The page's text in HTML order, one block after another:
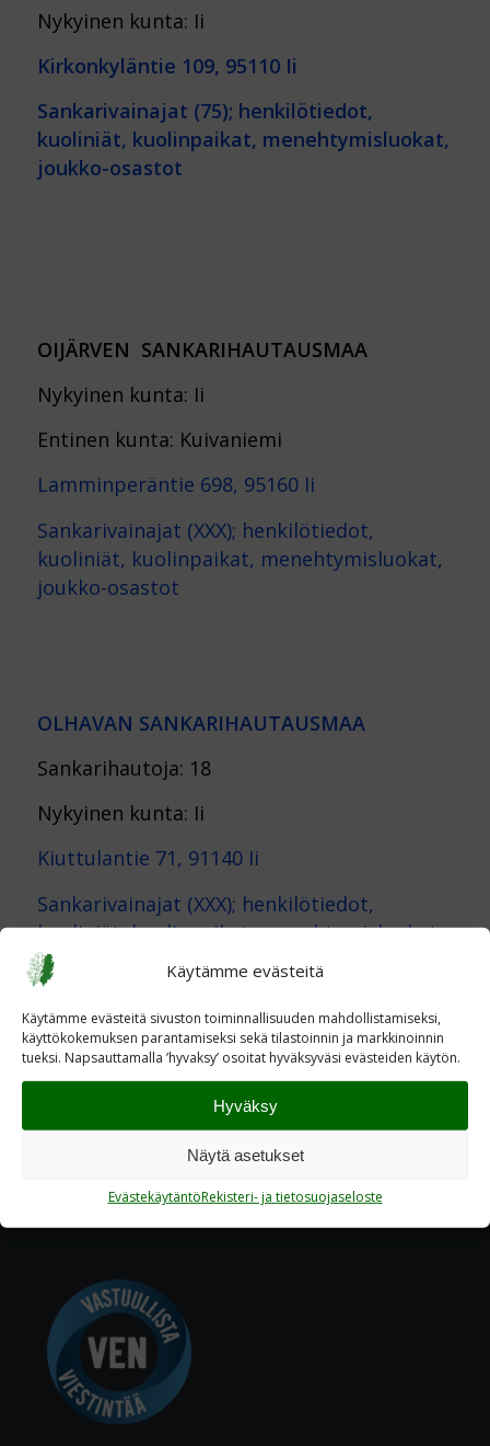
Käytämme evästeitä
Käytämme evästeitä sivuston toiminnallisuuden mahdollistamiseksi,
käyttökokemuksen parantamiseksi sekä tilastoinnin ja markkinoinnin
tueksi. Napsauttamalla ’hyvaksy’ osoitat hyväksyväsi evästeiden käytön.
Hyväksy
Näytä asetukset
EvästekäytäntöRekisteri- ja tietosuojaseloste
Nykyinen kunta: Ii
Kirkonkyläntie 109, 95110 Ii
Sankarivainajat (75); henkilötiedot,
kuoliniät, kuolinpaikat, menehtymisluokat,
joukko-osastot
OIJÄRVEN SANKARIHAUTAUSMAA
Nykyinen kunta: Ii
Entinen kunta: Kuivaniemi
Lamminperäntie 698, 95160 Ii
Sankarivainajat (XXX); henkilötiedot,
kuoliniät, kuolinpaikat, menehtymisluokat,
joukko-osastot
OLHAVAN SANKARIHAUTAUSMAA
Sankarihautoja: 18
Nykyinen kunta: Ii
Kiuttulantie 71, 91140 Ii
Sankarivainajat (XXX); henkilötiedot,
kuoliniät, kuolinpaikat, menehtymisluokat,
joukko-osastot